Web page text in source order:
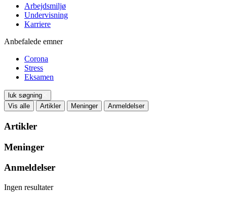
Arbejdsmiljø
Undervisning
Karriere
Anbefalede emner
Corona
Stress
Eksamen
luk søgning
Vis alle
Artikler Meninger Anmeldelser
Artikler
Meninger
Anmeldelser
Ingen resultater